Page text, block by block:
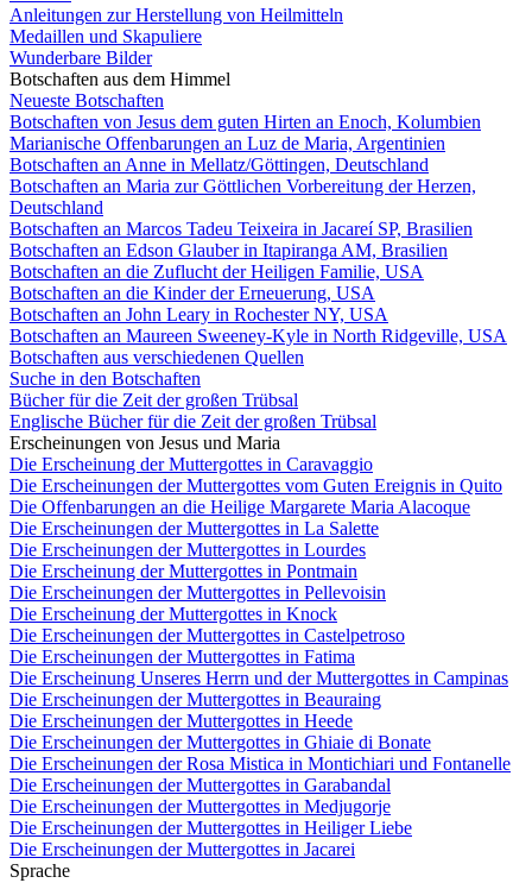
Anleitungen zur Herstellung von Heilmitteln
Medaillen und Skapuliere
Wunderbare Bilder
Botschaften aus dem Himmel
Neueste Botschaften
Botschaften von Jesus dem guten Hirten an Enoch, Kolumbien
Marianische Offenbarungen an Luz de Maria, Argentinien
Botschaften an Anne in Mellatz/Göttingen, Deutschland
Botschaften an Maria zur Göttlichen Vorbereitung der Herzen,
Deutschland
Botschaften an Marcos Tadeu Teixeira in Jacareí SP, Brasilien
Botschaften an Edson Glauber in Itapiranga AM, Brasilien
Botschaften an die Zuflucht der Heiligen Familie, USA
Botschaften an die Kinder der Erneuerung, USA
Botschaften an John Leary in Rochester NY, USA
Botschaften an Maureen Sweeney-Kyle in North Ridgeville, USA
Botschaften aus verschiedenen Quellen
Suche in den Botschaften
Bücher für die Zeit der großen Trübsal
Englische Bücher für die Zeit der großen Trübsal
Erscheinungen von Jesus und Maria
Die Erscheinung der Muttergottes in Caravaggio
Die Erscheinungen der Muttergottes vom Guten Ereignis in Quito
Die Offenbarungen an die Heilige Margarete Maria Alacoque
Die Erscheinungen der Muttergottes in La Salette
Die Erscheinungen der Muttergottes in Lourdes
Die Erscheinung der Muttergottes in Pontmain
Die Erscheinungen der Muttergottes in Pellevoisin
Die Erscheinung der Muttergottes in Knock
Die Erscheinungen der Muttergottes in Castelpetroso
Die Erscheinungen der Muttergottes in Fatima
Die Erscheinung Unseres Herrn und der Muttergottes in Campinas
Die Erscheinungen der Muttergottes in Beauraing
Die Erscheinungen der Muttergottes in Heede
Die Erscheinungen der Muttergottes in Ghiaie di Bonate
Die Erscheinungen der Rosa Mistica in Montichiari und Fontanelle
Die Erscheinungen der Muttergottes in Garabandal
Die Erscheinungen der Muttergottes in Medjugorje
Die Erscheinungen der Muttergottes in Heiliger Liebe
Die Erscheinungen der Muttergottes in Jacarei
Sprache